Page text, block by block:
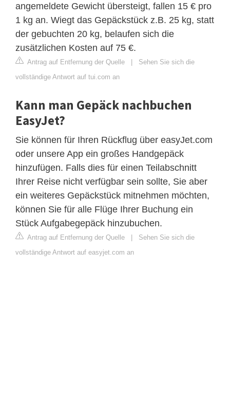
angemeldete Gewicht übersteigt, fallen 15 € pro
1 kg an. Wiegt das Gepäckstück z.B. 25 kg, statt
der gebuchten 20 kg, belaufen sich die
zusätzlichen Kosten auf 75 €.
Antrag auf Entfernung der Quelle | Sehen Sie sich die
vollständige Antwort auf tui.com an
Kann man Gepäck nachbuchen
EasyJet?
Sie können für Ihren Rückflug über easyJet.com
oder unsere App ein großes Handgepäck
hinzufügen. Falls dies für einen Teilabschnitt
Ihrer Reise nicht verfügbar sein sollte, Sie aber
ein weiteres Gepäckstück mitnehmen möchten,
können Sie für alle Flüge Ihrer Buchung ein
Stück Aufgabegepäck hinzubuchen.
Antrag auf Entfernung der Quelle | Sehen Sie sich die
vollständige Antwort auf easyjet.com an